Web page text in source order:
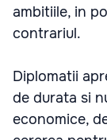
ambitiile, in
contrariul.
Diplomatii
de durata si
economice,